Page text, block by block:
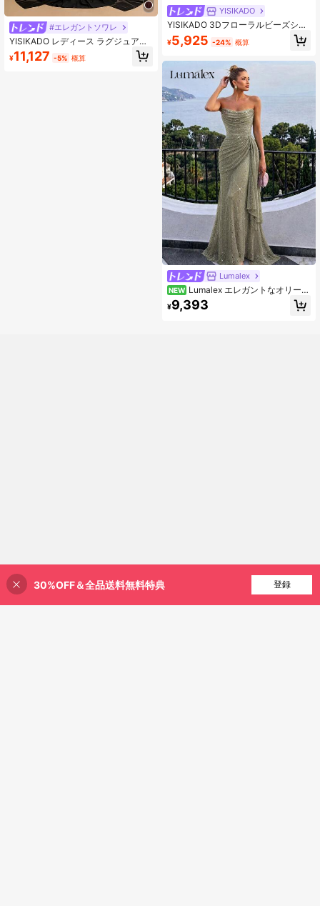
#エレガントソワレ
YISIKADO レディース ラグジュアリ
ー クリスタル装飾 ショール付き フ
ォーマル イブニングドレス ハイネッ
¥11,127 -5% 概算
YISIKADO
YISIKADO 3Dフローラルビーズシフ
ォンドレス、長袖ハイネック、エレ
ガントなティーパーティードレス、
ト、バンケットなどのイベントに適
しています。春
¥5,925 -24% 概算
Lumalex
NEW Lumalex エレガントなオリーブ
グリーン、ヘビーな装飾、輝くシー
ケンススパンコール、ストラップレ
¥9,393
9% 割引！ 買い物かごに追加
30%OFF＆全品送料無料特典 登録